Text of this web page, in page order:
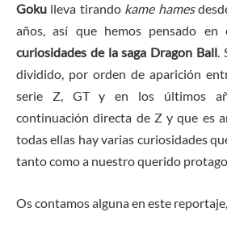
Goku lleva tirando kame hames
años, así que hemos pensado
curiosidades de la saga Dragon Ball.
dividido, por orden de aparición
serie Z, GT y en los últimos
continuación directa de Z y que es
todas ellas hay varias curiosidades
tanto como a nuestro querido
Os contamos alguna en este